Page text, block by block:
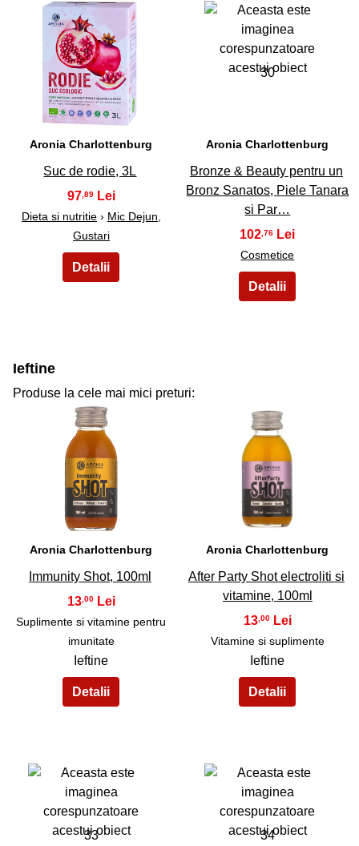
29
Aronia Charlottenburg
Suc de rodie, 3L
97,89
Dieta si nutritie› Mic Dejun,
Gustari
30
Aronia Charlottenburg
Bronze & Beauty pentru un
Bronz Sanatos, Piele Tanara
si Par…
102 ,76
Cosmetice
Ieftine
Produse la cele mai mici preturi:
31
Aronia Charlottenburg
Immunity Shot, 100ml
13,00
Suplimente si vitamine pentru
imunitate
Ieftine
32
Aronia Charlottenburg
After Party Shot electroliti si
vitamine, 100ml
13,00
Vitamine si suplimente
Ieftine
33 34